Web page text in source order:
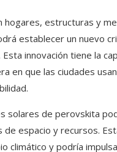
hogares, estructuras y
establecer un nuevo
innovación tiene la
en que las ciudades
solares de perovskita
espacio y recursos.
climático y podría